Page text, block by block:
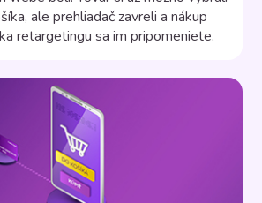
ale prehliadač zavreli a nákup
retargetingu sa im pripomeniete.
lepšie využitie investície do
je konverznější ako obyčajná
cieli na […]